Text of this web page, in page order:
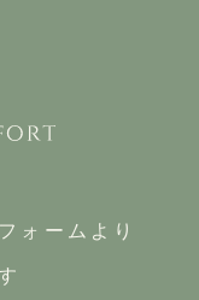
ォームより